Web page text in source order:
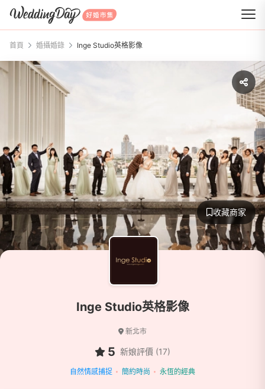
WeddingDay 好婚市集
首頁 婚攝婚錄 Inge Studio英格影像
收藏商家
Inge Studio英格影像
新北市
5 新娘評價 (17)
自然情感捕捉 簡約時尚 永恆的經典